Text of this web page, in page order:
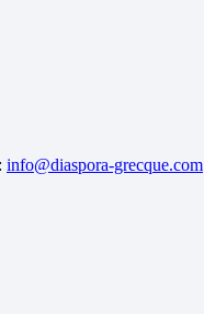
info@diaspora-grecque.com